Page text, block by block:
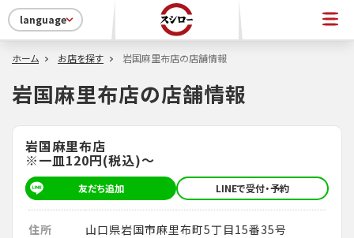
language
ホーム お店を探す 岩国麻里布店の店舗情報
岩国麻里布店の店舗情報
岩国麻里布店
※一皿120円(税込)～
友だち追加 LINEで受付・予約
住所
山口県岩国市麻里布町5丁目15番35号